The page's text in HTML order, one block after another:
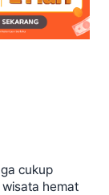
cukup
hemat